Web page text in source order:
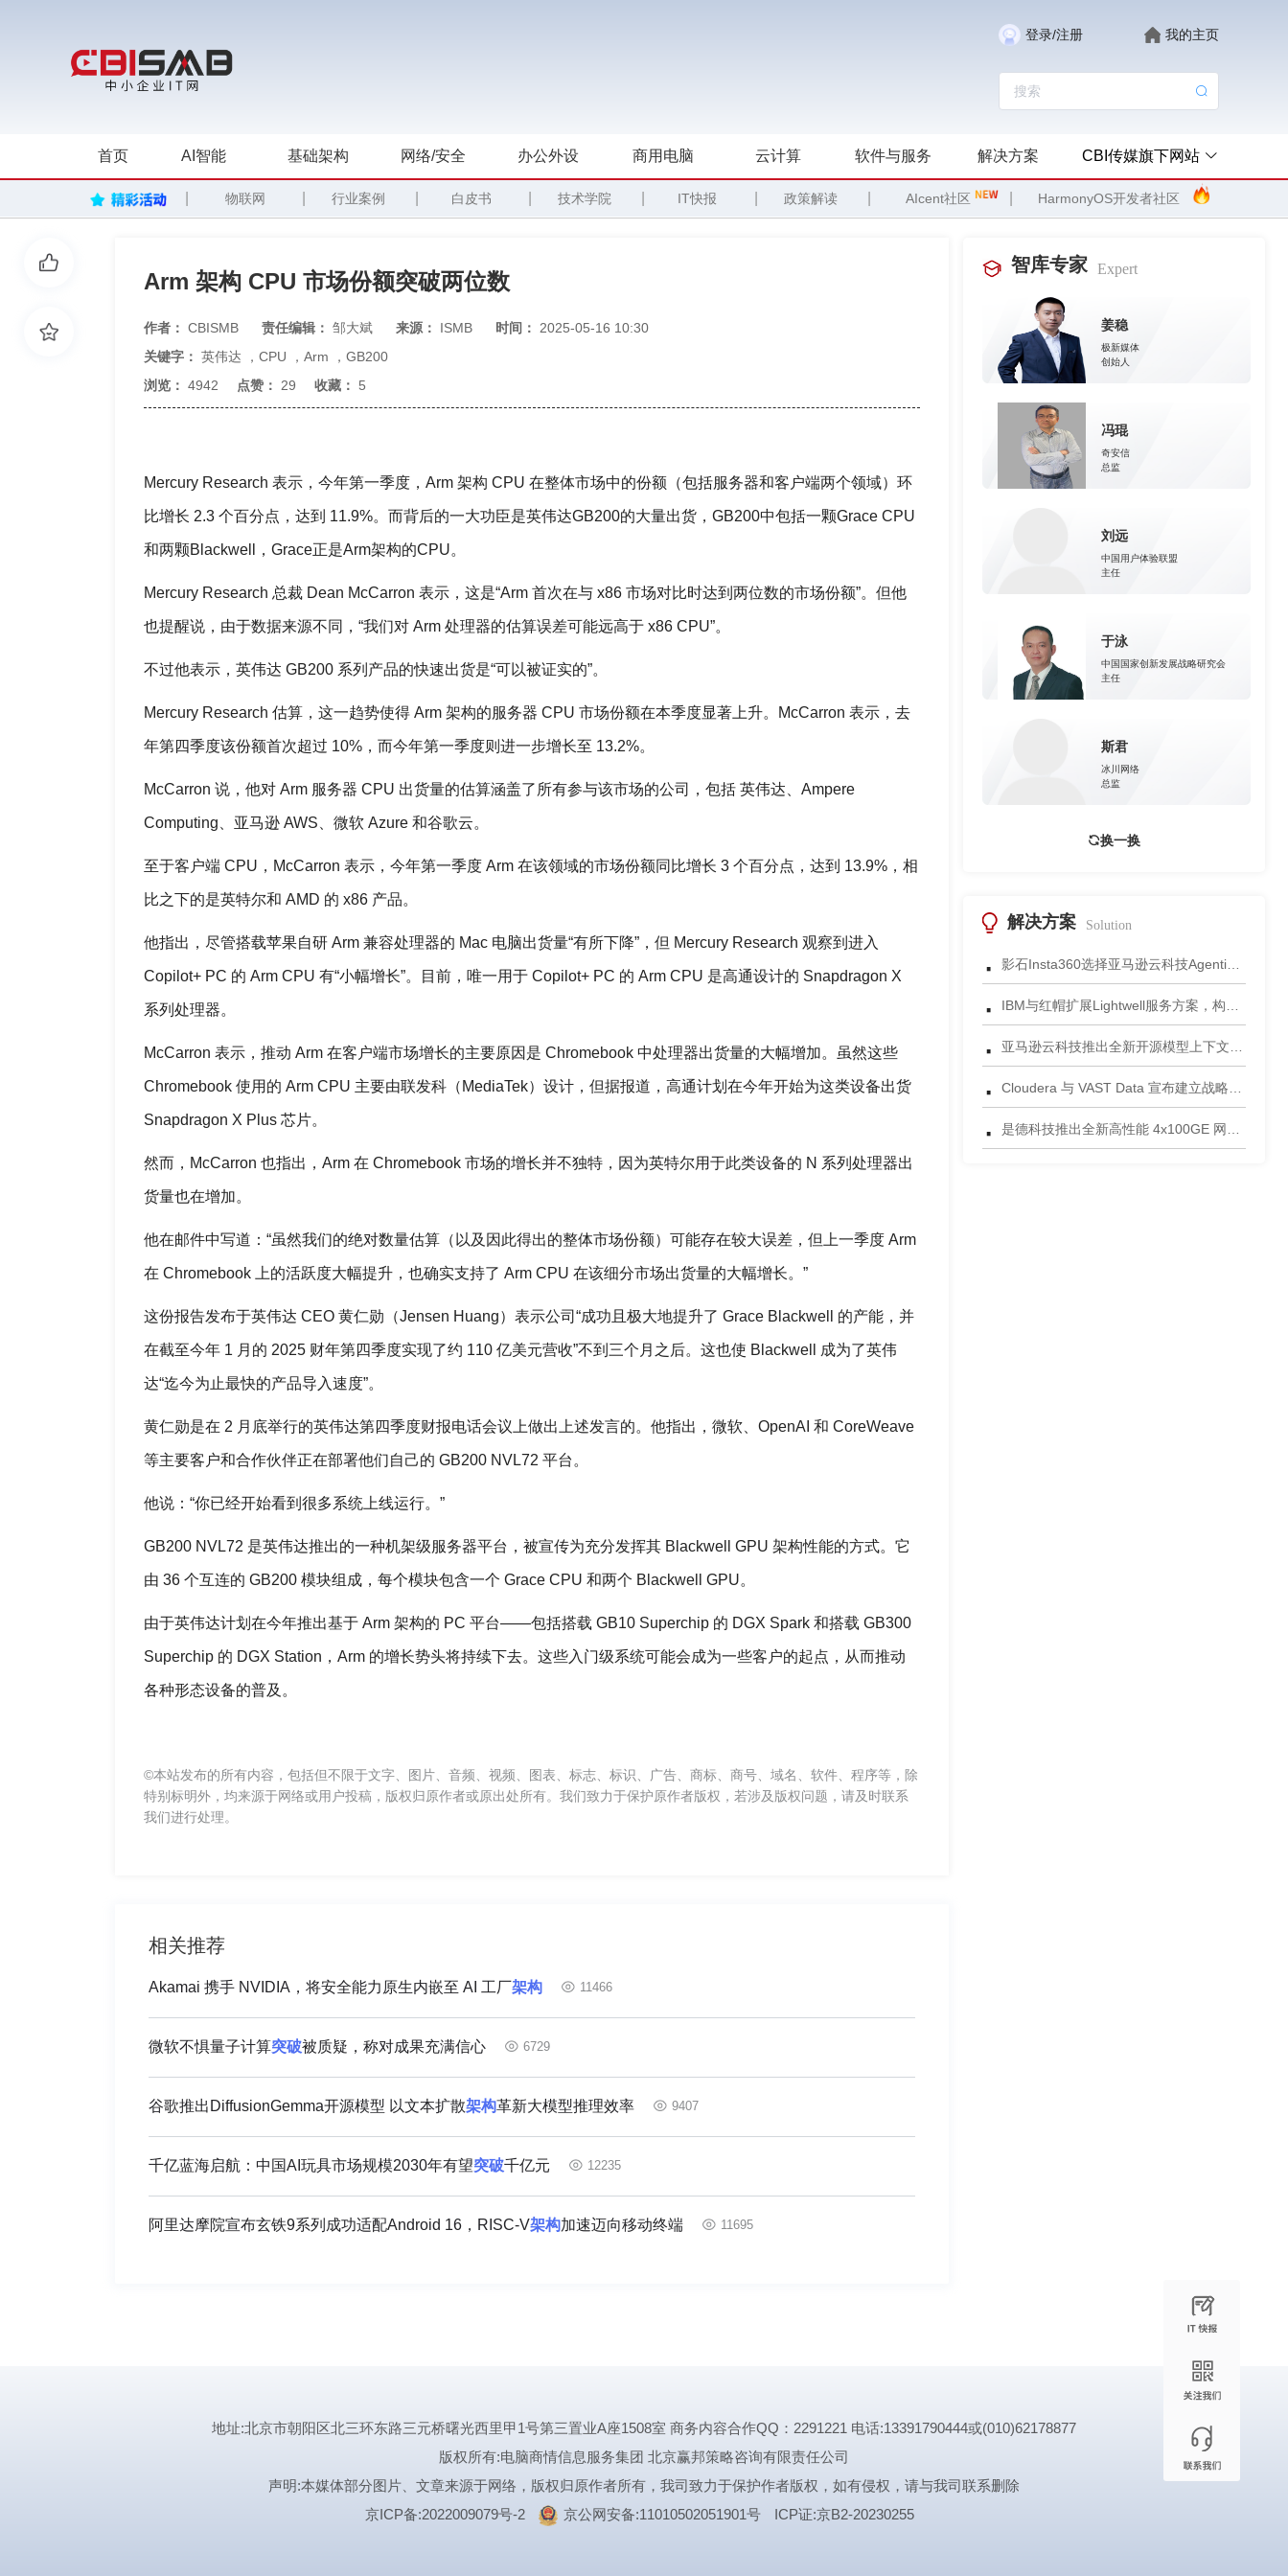
登录/注册 我的主页
首页 AI智能 基础架构 网络/安全 办公外设 商用电脑 云计算 软件与服务 解决方案 CBI传媒旗下网站
物联网 行业案例 白皮书 技术学院 IT快报 政策解读 AIcent社区 HarmonyOS开发者社区
Arm 架构 CPU 市场份额突破两位数
作者： CBISMB 责任编辑： 邹大斌 来源： ISMB 时间： 2025-05-16 10:30
关键字： 英伟达 ， CPU ， Arm ， GB200
浏览： 4942 点赞： 29 收藏： 5
Mercury Research 表示，今年第一季度，Arm 架构 CPU 在整体市场中的份额（包括服务器和客户端两个领域）环
比增长 2.3 个百分点，达到 11.9%。而背后的一大功臣是英伟达GB200的大量出货，GB200中包括一颗Grace CPU
和两颗Blackwell，Grace正是Arm架构的CPU。
Mercury Research 总裁 Dean McCarron 表示，这是“Arm 首次在与 x86 市场对比时达到两位数的市场份额”。但他
也提醒说，由于数据来源不同，“我们对 Arm 处理器的估算误差可能远高于 x86 CPU”。
不过他表示，英伟达 GB200 系列产品的快速出货是“可以被证实的”。
Mercury Research 估算，这一趋势使得 Arm 架构的服务器 CPU 市场份额在本季度显著上升。McCarron 表示，去
年第四季度该份额首次超过 10%，而今年第一季度则进一步增长至 13.2%。
McCarron 说，他对 Arm 服务器 CPU 出货量的估算涵盖了所有参与该市场的公司，包括 英伟达、Ampere
Computing、亚马逊 AWS、微软 Azure 和谷歌云。
至于客户端 CPU，McCarron 表示，今年第一季度 Arm 在该领域的市场份额同比增长 3 个百分点，达到 13.9%，相
比之下的是英特尔和 AMD 的 x86 产品。
他指出，尽管搭载苹果自研 Arm 兼容处理器的 Mac 电脑出货量“有所下降”，但 Mercury Research 观察到进入
Copilot+ PC 的 Arm CPU 有“小幅增长”。目前，唯一用于 Copilot+ PC 的 Arm CPU 是高通设计的 Snapdragon X
系列处理器。
McCarron 表示，推动 Arm 在客户端市场增长的主要原因是 Chromebook 中处理器出货量的大幅增加。虽然这些
Chromebook 使用的 Arm CPU 主要由联发科（MediaTek）设计，但据报道，高通计划在今年开始为这类设备出货
Snapdragon X Plus 芯片。
然而，McCarron 也指出，Arm 在 Chromebook 市场的增长并不独特，因为英特尔用于此类设备的 N 系列处理器出
货量也在增加。
他在邮件中写道：“虽然我们的绝对数量估算（以及因此得出的整体市场份额）可能存在较大误差，但上一季度 Arm
在 Chromebook 上的活跃度大幅提升，也确实支持了 Arm CPU 在该细分市场出货量的大幅增长。”
这份报告发布于英伟达 CEO 黄仁勋（Jensen Huang）表示公司“成功且极大地提升了 Grace Blackwell 的产能，并
在截至今年 1 月的 2025 财年第四季度实现了约 110 亿美元营收”不到三个月之后。这也使 Blackwell 成为了英伟
达“迄今为止最快的产品导入速度”。
黄仁勋是在 2 月底举行的英伟达第四季度财报电话会议上做出上述发言的。他指出，微软、OpenAI 和 CoreWeave
等主要客户和合作伙伴正在部署他们自己的 GB200 NVL72 平台。
他说：“你已经开始看到很多系统上线运行。”
GB200 NVL72 是英伟达推出的一种机架级服务器平台，被宣传为充分发挥其 Blackwell GPU 架构性能的方式。它
由 36 个互连的 GB200 模块组成，每个模块包含一个 Grace CPU 和两个 Blackwell GPU。
由于英伟达计划在今年推出基于 Arm 架构的 PC 平台——包括搭载 GB10 Superchip 的 DGX Spark 和搭载 GB300
Superchip 的 DGX Station，Arm 的增长势头将持续下去。这些入门级系统可能会成为一些客户的起点，从而推动
各种形态设备的普及。
©本站发布的所有内容，包括但不限于文字、图片、音频、视频、图表、标志、标识、广告、商标、商号、域名、软件、程序等，除
特别标明外，均来源于网络或用户投稿，版权归原作者或原出处所有。我们致力于保护原作者版权，若涉及版权问题，请及时联系
我们进行处理。
相关推荐
Akamai 携手 NVIDIA，将安全能力原生内嵌至 AI 工厂架构 11466
微软不惧量子计算突破被质疑，称对成果充满信心 6729
谷歌推出DiffusionGemma开源模型 以文本扩散架构革新大模型推理效率 9407
千亿蓝海启航：中国AI玩具市场规模2030年有望突破千亿元 12235
阿里达摩院宣布玄铁9系列成功适配Android 16，RISC-V架构加速迈向移动终端 11695
智库专家 Expert
姜稳
极新媒体
创始人
冯琨
奇安信
总监
刘远
中国用户体验联盟
主任
于泳
中国国家创新发展战略研究会
主任
斯君
冰川网络
总监
换一换
解决方案 Solution
· 影石Insta360选择亚马逊云科技Agentic AI 正式发布一站式智能成片应用
·
·
·
·
地址:北京市朝阳区北三环东路三元桥曙光西里甲1号第三置业A座1508室 商务内容合作QQ：2291221 电话:13391790444或(010)62178877
版权所有:电脑商情信息服务集团 北京赢邦策略咨询有限责任公司
声明:本媒体部分图片、文章来源于网络，版权归原作者所有，我司致力于保护作者版权，如有侵权，请与我司联系删除
京ICP备:2022009079号-2
京公网安备:11010502051901号 ICP证:京B2-20230255